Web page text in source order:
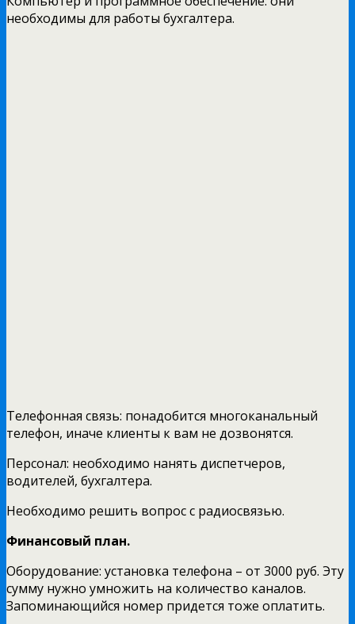
необходимы для работы бухгалтера.
Телефонная связь: понадобится многоканальный
телефон, иначе клиенты к вам не дозвонятся.
Персонал: необходимо нанять диспетчеров,
водителей, бухгалтера.
Необходимо решить вопрос с радиосвязью.
Финансовый план.
Оборудование: установка телефона – от 3000 руб. Эту
сумму нужно умножить на количество каналов.
Запоминающийся номер придется тоже оплатить.